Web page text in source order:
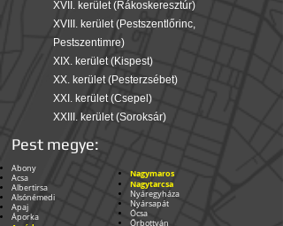
XVII. kerület (Rákoskeresztúr)
XVIII. kerület (Pestszentlőrinc,
Pestszentimre)
XIX. kerület (Kispest)
XX. kerület (Pesterzsébet)
XXI. kerület (Csepel)
XXIII. kerület (Soroksár)
Pest megye:
Abony
Acsa
Albertirsa
Alsónémedi
Apaj
Áporka
Nagymaros
Nagytarcsa
Nyáregyháza
Nyársapát
Ócsa
Őrbottyán